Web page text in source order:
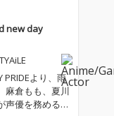
new day
PRIDEより、雨
麻倉もも、夏川
声優を務めるユ